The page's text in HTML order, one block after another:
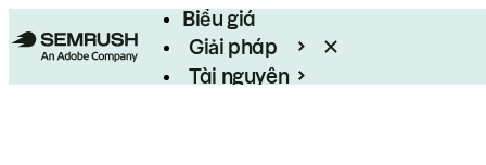
Biểu giá
Giải pháp
Tài nguyên